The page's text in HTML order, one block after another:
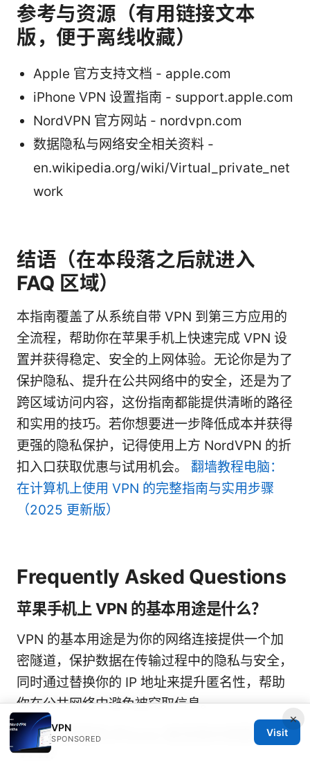
参考与资源（有用链接文本
版，便于离线收藏）
Apple 官方支持文档 - apple.com
iPhone VPN 设置指南 - support.apple.com
NordVPN 官方网站 - nordvpn.com
数据隐私与网络安全相关资料 -
en.wikipedia.org/wiki/Virtual_private_net
work
结语（在本段落之后就进入
FAQ 区域）
本指南覆盖了从系统自带 VPN 到第三方应用的
全流程，帮助你在苹果手机上快速完成 VPN 设
置并获得稳定、安全的上网体验。无论你是为了
保护隐私、提升在公共网络中的安全，还是为了
跨区域访问内容，这份指南都能提供清晰的路径
和实用的技巧。若你想要进一步降低成本并获得
更强的隐私保护，记得使用上方 NordVPN 的折
扣入口获取优惠与试用机会。 翻墙教程电脑：
在计算机上使用 VPN 的完整指南与实用步骤
（2025 更新版）
Frequently Asked Questions
苹果手机上 VPN 的基本用途是什么？
VPN 的基本用途是为你的网络连接提供一个加
密隧道，保护数据在传输过程中的隐私与安全，
同时通过替换你的 IP 地址来提升匿名性，帮助
你在公共网络中避免被窃取信息。
如何判断我的 iPhone 是否真的需要
VPN？
×
VPN
SPONSORED
Visit